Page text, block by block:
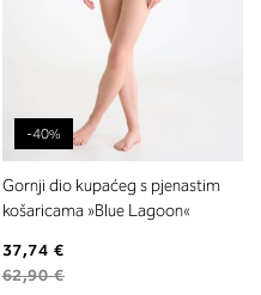
-40%
Gornji dio kupaćeg s pjenastim
košaricama »Blue Lagoon«
37,74 €
62,90 €